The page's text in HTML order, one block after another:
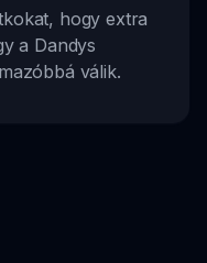
hogy extra
a Dandys
válik.